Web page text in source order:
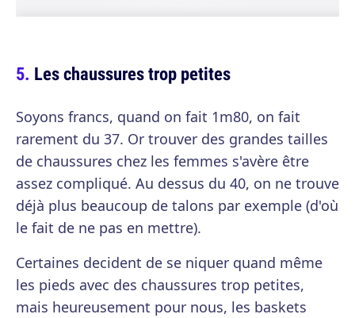
Les chaussures trop petites
Soyons francs, quand on fait 1m80, on fait
rarement du 37. Or trouver des grandes tailles
de chaussures chez les femmes s'avère être
assez compliqué. Au dessus du 40, on ne trouve
déjà plus beaucoup de talons par exemple (d'où
le fait de ne pas en mettre).
Certaines decident de se niquer quand même
les pieds avec des chaussures trop petites,
mais heureusement pour nous, les baskets